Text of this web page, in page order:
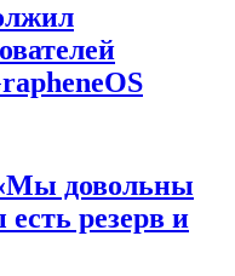
довольны
резерв и